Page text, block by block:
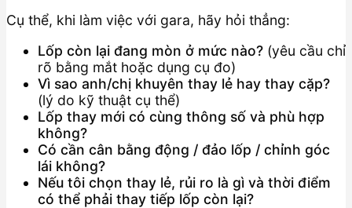
Cụ thể, khi làm việc với gara, hãy hỏi thẳng:
Lốp còn lại đang mòn ở mức nào? (yêu cầu chỉ
rõ bằng mắt hoặc dụng cụ đo)
Vì sao anh/chị khuyên thay lẻ hay thay cặp?
(lý do kỹ thuật cụ thể)
Lốp thay mới có cùng thông số và phù hợp
không?
Có cần cân bằng động / đảo lốp / chỉnh góc
lái không?
Nếu tôi chọn thay lẻ, rủi ro là gì và thời điểm
có thể phải thay tiếp lốp còn lại?